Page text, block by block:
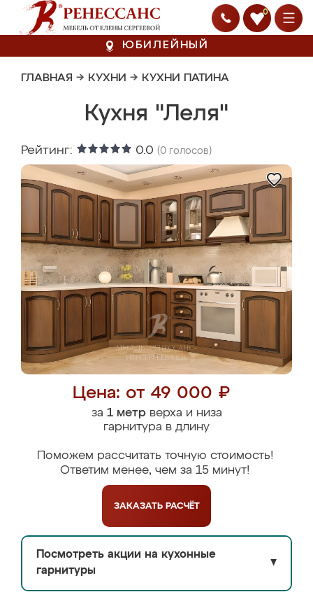
0
ЮБИЛЕЙНЫЙ
ГЛАВНАЯ → КУХНИ → КУХНИ ПАТИНА
Кухня "Леля"
Рейтинг: 0.0 (0 голосов)
Цена: от 49 000 ₽
за 1 метрверха и низа
гарнитура в длину
Поможем рассчитать точную стоимость!
Ответим менее, чем за 15 минут!
ЗАКАЗАТЬ РАСЧЁТ
Посмотреть акции на кухонные
гарнитуры
▼